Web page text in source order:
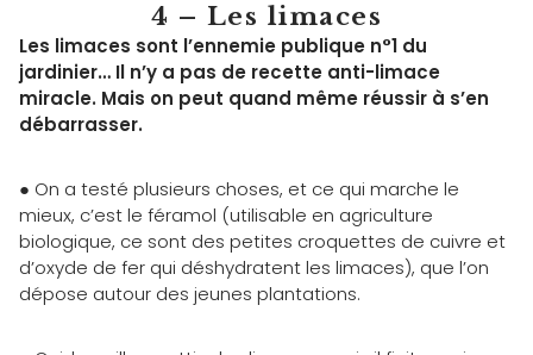
4 – Les limaces
Les limaces sont l’ennemie publique n°1 du
jardinier… Il n’y a pas de recette anti-limace
miracle. Mais on peut quand même réussir à s’en
débarrasser.
● On a testé plusieurs choses, et ce qui marche le
mieux, c’est le féramol (utilisable en agriculture
biologique, ce sont des petites croquettes de cuivre et
d’oxyde de fer qui déshydratent les limaces), que l’on
dépose autour des jeunes plantations.